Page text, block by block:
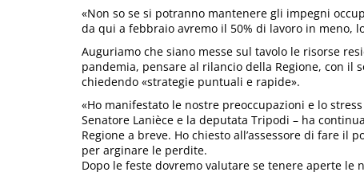
«Non so se si potranno mantenere gli impegni
da qui a febbraio avremo il 50% di lavoro in meno,
Auguriamo che siano messe sul tavolo le risorse
pandemia, pensare al rilancio della Regione, con il
chiedendo «strategie puntuali e rapide».
«Ho manifestato le nostre preoccupazioni e lo
Senatore Lanièce e la deputata Tripodi – ha
Regione a breve. Ho chiesto all’assessore di fare
per arginare le perdite.
Dopo le feste dovremo valutare se tenere aperte le